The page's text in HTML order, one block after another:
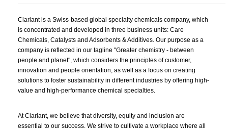
Clariant is a Swiss-based global specialty chemicals company, which
is concentrated and developed in three business units: Care
Chemicals, Catalysts and Adsorbents & Additives. Our purpose as a
company is reflected in our tagline "Greater chemistry - between
people and planet", which considers the principles of customer,
innovation and people orientation, as well as a focus on creating
solutions to foster sustainability in different industries by offering high-
value and high-performance chemical specialties.
At Clariant, we believe that diversity, equity and inclusion are
essential to our success. We strive to cultivate a workplace where all